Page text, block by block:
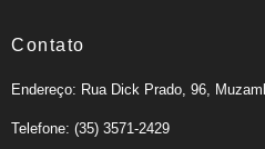
Contato
Endereço: Rua Dick Prado, 96,
Telefone: (35) 3571-2429